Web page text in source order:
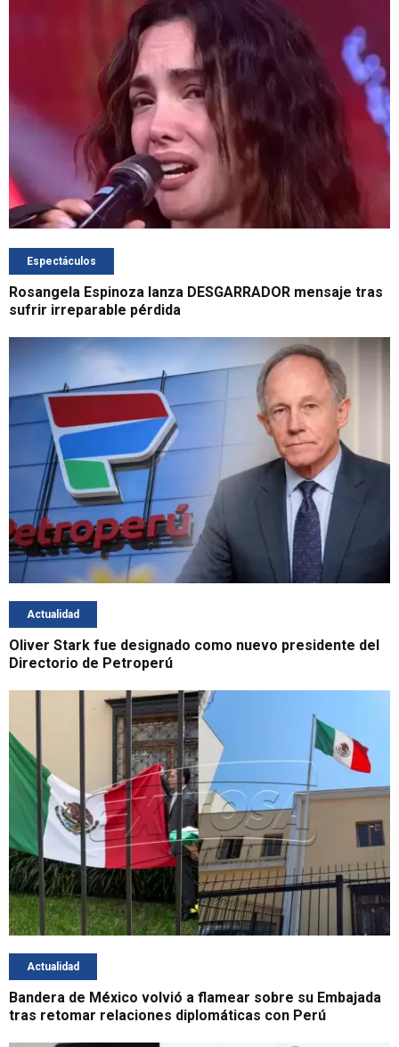
Espectáculos
Rosangela Espinoza lanza DESGARRADOR mensaje tras
sufrir irreparable pérdida
Actualidad
Oliver Stark fue designado como nuevo presidente del
Directorio de Petroperú
Actualidad
Bandera de México volvió a flamear sobre su Embajada
tras retomar relaciones diplomáticas con Perú